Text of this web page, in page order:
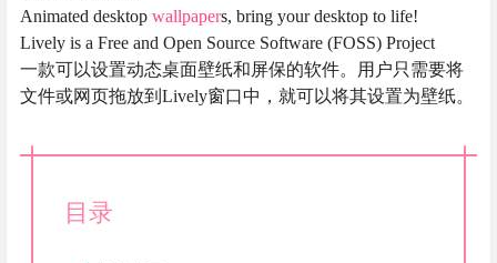
Animated desktop wallpapers, bring your desktop to life!
Lively is a Free and Open Source Software (FOSS) Project
一款可以设置动态桌面壁纸和屏保的软件。用户只需要将
文件或网页拖放到Lively窗口中，就可以将其设置为壁纸。
目录